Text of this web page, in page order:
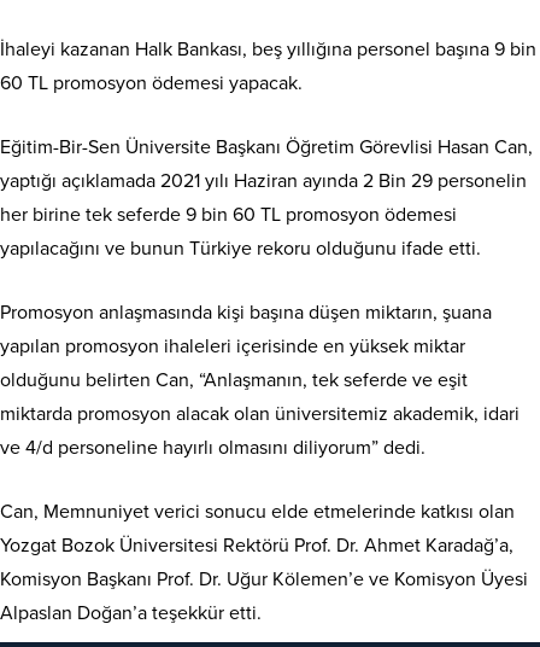
İhaleyi kazanan Halk Bankası, beş yıllığına personel başına 9 bin
60 TL promosyon ödemesi yapacak.
Eğitim-Bir-Sen Üniversite Başkanı Öğretim Görevlisi Hasan Can,
yaptığı açıklamada 2021 yılı Haziran ayında 2 Bin 29 personelin
her birine tek seferde 9 bin 60 TL promosyon ödemesi
yapılacağını ve bunun Türkiye rekoru olduğunu ifade etti.
Promosyon anlaşmasında kişi başına düşen miktarın, şuana
yapılan promosyon ihaleleri içerisinde en yüksek miktar
olduğunu belirten Can, “Anlaşmanın, tek seferde ve eşit
miktarda promosyon alacak olan üniversitemiz akademik, idari
ve 4/d personeline hayırlı olmasını diliyorum” dedi.
Can, Memnuniyet verici sonucu elde etmelerinde katkısı olan
Yozgat Bozok Üniversitesi Rektörü Prof. Dr. Ahmet Karadağ’a,
Komisyon Başkanı Prof. Dr. Uğur Kölemen’e ve Komisyon Üyesi
Alpaslan Doğan’a teşekkür etti.